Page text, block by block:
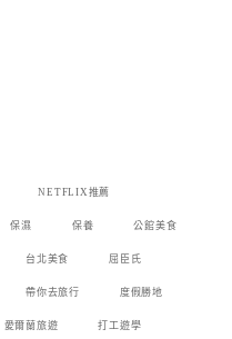
NETFLIX推薦
保濕 保養 公館美食
台北美食 屈臣氏
帶你去旅行 度假勝地
愛爾蘭旅遊 打工遊學